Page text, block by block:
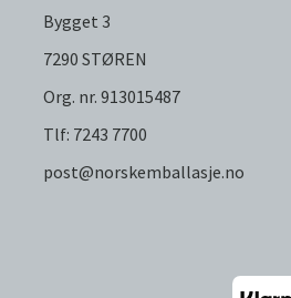
Bygget 3
7290 STØREN
Org. nr. 913015487
Tlf: 7243 7700
post@norskemballasje.no